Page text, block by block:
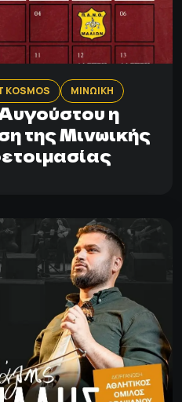
KOSMOS ΜΙΝΩΙΚΗ
η
της Μινωικής